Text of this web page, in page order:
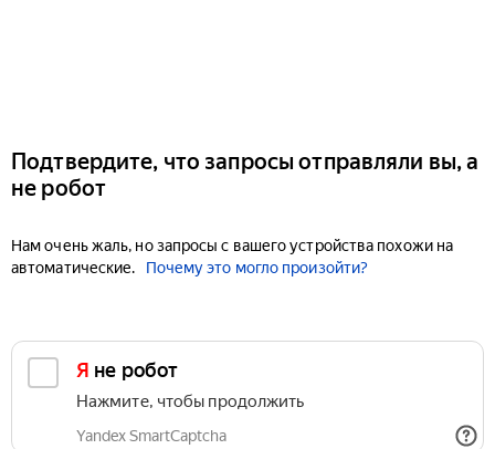
Подтвердите, что запросы отправляли вы, а
не робот
Нам очень жаль, но запросы с вашего устройства похожи на
автоматические.
Почему это могло произойти?
Я не робот
Нажмите, чтобы продолжить
Yandex SmartCaptcha